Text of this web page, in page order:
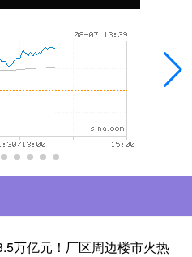
万亿元！厂区周边楼市火热